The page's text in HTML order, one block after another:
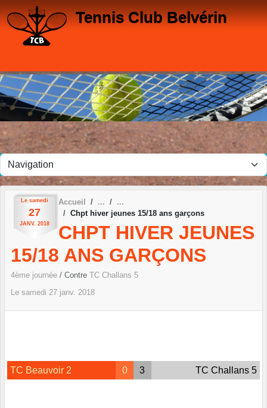
Tennis Club Belvérin
Le samedi
27
JANV. 2018
Accueil
Chpt hiver jeunes 15/18 ans garçons
CHPT HIVER JEUNES
15/18 ANS GARÇONS
4ème journée / Contre TC Challans 5
Le samedi 27 janv. 2018
TC Beauvoir 2 0 3 TC Challans 5
Panneau de gestion des cookies